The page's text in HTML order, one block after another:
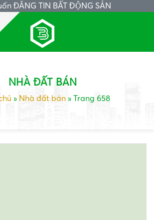
ĐĂNG TIN BẤT ĐỘNG SẢN
NHÀ ĐẤT BÁN
» Nhà đất bán» Trang 658